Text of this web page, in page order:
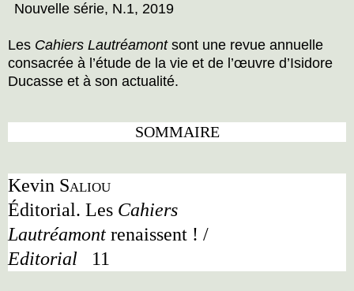
Nouvelle série, N.1, 2019
Les Cahiers Lautréamont sont une revue annuelle
consacrée à l’étude de la vie et de l’œuvre d’Isidore
Ducasse et à son actualité.
SOMMAIRE
Kevin Saliou
Éditorial. Les Cahiers
Lautréamont renaissent ! /
Editorial
11